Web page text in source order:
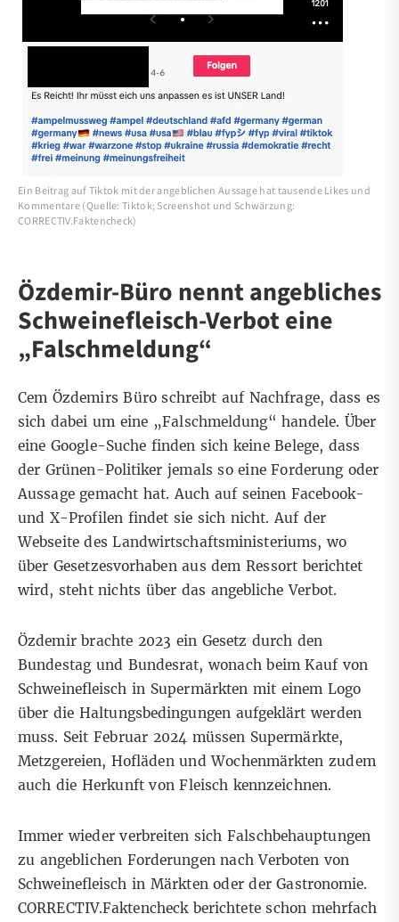
Ein Beitrag auf Tiktok mit der angeblichen Aussage hat tausende Likes und
Kommentare (Quelle: Tiktok; Screenshot und Schwärzung:
CORRECTIV.Faktencheck)
Özdemir-Büro nennt angebliches
Schweinefleisch-Verbot eine
„Falschmeldung“
Cem Özdemirs Büro schreibt auf Nachfrage, dass es
sich dabei um eine „Falschmeldung“ handele. Über
eine Google-Suche finden sich keine Belege, dass
der Grünen-Politiker jemals so eine Forderung oder
Aussage gemacht hat. Auch auf seinenFacebook-
und X-Profilenfindet sie sich nicht. Auf der
Webseite des Landwirtschaftsministeriums, wo
über Gesetzesvorhaben aus dem Ressort berichtet
wird, steht nichts über das angebliche Verbot.
Özdemir brachte 2023 ein Gesetz durch den
Bundestag und Bundesrat, wonach beim Kauf von
Schweinefleisch in Supermärkten mit einem Logo
über die Haltungsbedingungen aufgeklärt werden
muss. Seit Februar 2024 müssen Supermärkte,
Metzgereien, Hofläden und Wochenmärkten zudem
auch die Herkunft von Fleisch kennzeichnen.
Immer wieder verbreiten sich Falschbehauptungen
zu angeblichen Forderungen nach Verboten von
Schweinefleisch in Märkten oder der Gastronomie.
CORRECTIV.Faktencheck berichtete schon mehrfach